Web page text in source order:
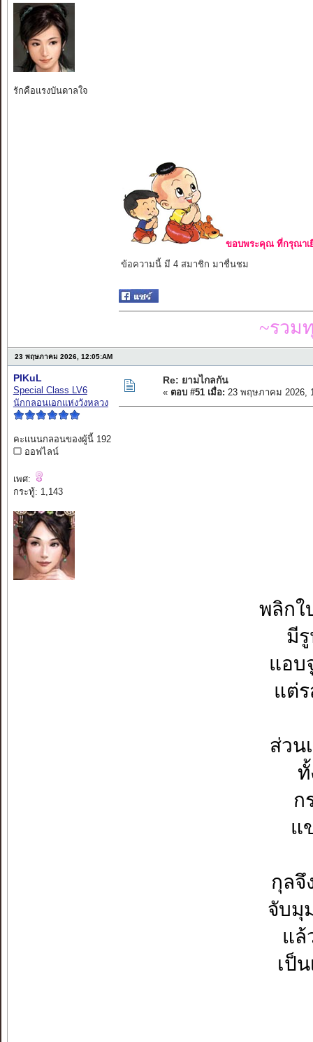
รักคือแรงบันดาลใจ
ขอบพระคุณ ที่กรุณาเ
ข้อความนี้ มี 4 สมาชิก มาชื่นชม
~รวม
23 พฤษภาคม 2026, 12:05:AM
PIKuL
Special Class LV6
นักกลอนเอกแห่งวังหลวง
คะแนนกลอนของผู้นี้ 192
ออฟไลน์
เพศ:
กระทู้: 1,143
Re: ยามไกลกัน
« ตอบ #51 เมื่อ: 23 พฤษภาคม 2026,
พลิกใ
มี
แอบ
แต่
ส่วน
ก
แ
กุลจึ
จับมุ
แล้
เป็